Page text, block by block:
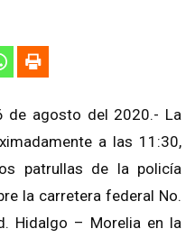
de agosto del 2020.- La
a las 11:30,
patrullas de la policía
la carretera federal No.
Hidalgo – Morelia en la